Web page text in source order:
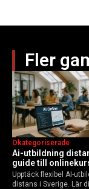
Fler
Ai-utbildning
guide till
Okategoriserade
Upptäck flexibel AI-
distans i Sverige. Lär